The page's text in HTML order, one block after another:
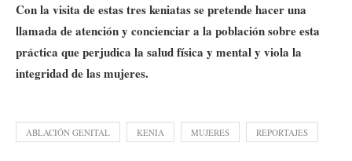
Con la visita de estas tres keniatas se pretende hacer una
llamada de atención y concienciar a la población sobre esta
práctica que perjudica la salud física y mental y viola la
integridad de las mujeres.
ABLACIÓN GENITAL KENIA MUJERES REPORTAJES